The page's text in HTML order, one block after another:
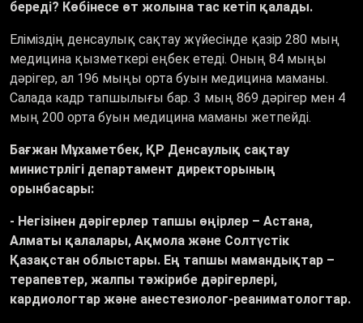
береді? Көбінесе өт жолына тас кетіп қалады.
Еліміздің денсаулық сақтау жүйесінде қазір 280 мың
медицина қызметкері еңбек етеді. Оның 84 мыңы
дәрігер, ал 196 мыңы орта буын медицина маманы.
Салада кадр тапшылығы бар. 3 мың 869 дәрігер мен 4
мың 200 орта буын медицина маманы жетпейді.
Бағжан Мұхаметбек, ҚР Денсаулық сақтау
министрлігі департамент директорының
орынбасары:
- Негізінен дәрігерлер тапшы өңірлер – Астана,
Алматы қалалары, Ақмола және Солтүстік
Қазақстан облыстары. Ең тапшы мамандықтар –
терапевтер, жалпы тәжірибе дәрігерлері,
кардиологтар және анестезиолог-реаниматологтар.